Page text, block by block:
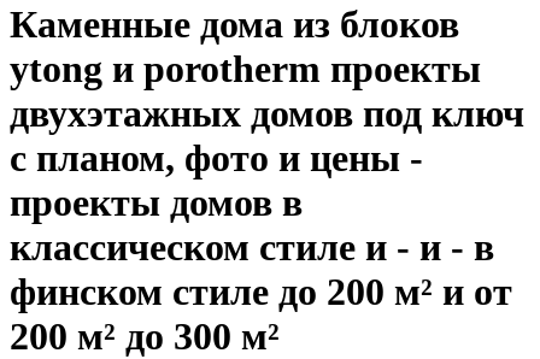
Каменные дома из блоков
ytong и porotherm проекты
двухэтажных домов под ключ
с планом, фото и цены -
проекты домов в
классическом стиле и - и - в
финском стиле до 200 м² и от
200 м² до 300 м²